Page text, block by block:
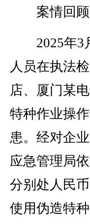
案情回顾
2025年3月
人员在执法
店、厦门某
特种作业操
患。经对企
应急管理局
分别处人民
使用伪造特